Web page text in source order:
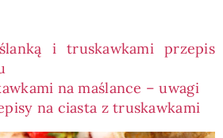
i truskawkami przepis
na maślance – uwagi
na ciasta z truskawkami